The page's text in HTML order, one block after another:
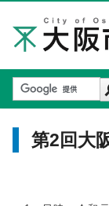
第2回大